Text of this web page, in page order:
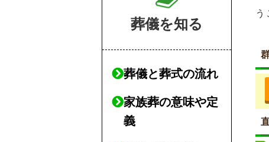
葬儀を知る
葬儀と葬式の流れ
家族葬の意味や定
義